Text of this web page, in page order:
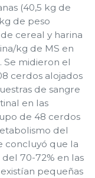
(40,5 kg de
de peso
cereal y harina
kg de MS en
Se midieron el
cerdos alojados
de sangre
en las
de 48 cerdos
del
concluyó que la
del 70-72% en las
pequeñas